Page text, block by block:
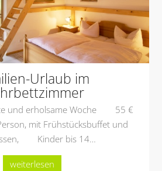
Urlaub im
und erholsame Woche 55 €
mit Frühstücksbuffet und
Kinder bis 14…
weiterlesen